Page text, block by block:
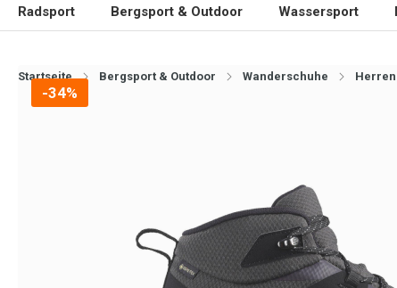
Radsport Bergsport & Outdoor Wassersport
Startseite Bergsport & Outdoor Wanderschuhe Herren
-34%